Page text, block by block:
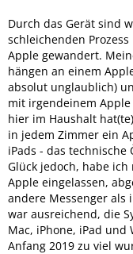
Durch das Gerät sind
schleichenden
Apple gewandert.
hängen an einem
absolut unglaublich)
mit irgendeinem
hier im Haushalt
in jedem Zimmer ein
iPads - das
Glück jedoch, habe
Apple eingelassen,
andere Messenger als
war ausreichend, die
Mac, iPhone, iPad
Anfang 2019 zu viel